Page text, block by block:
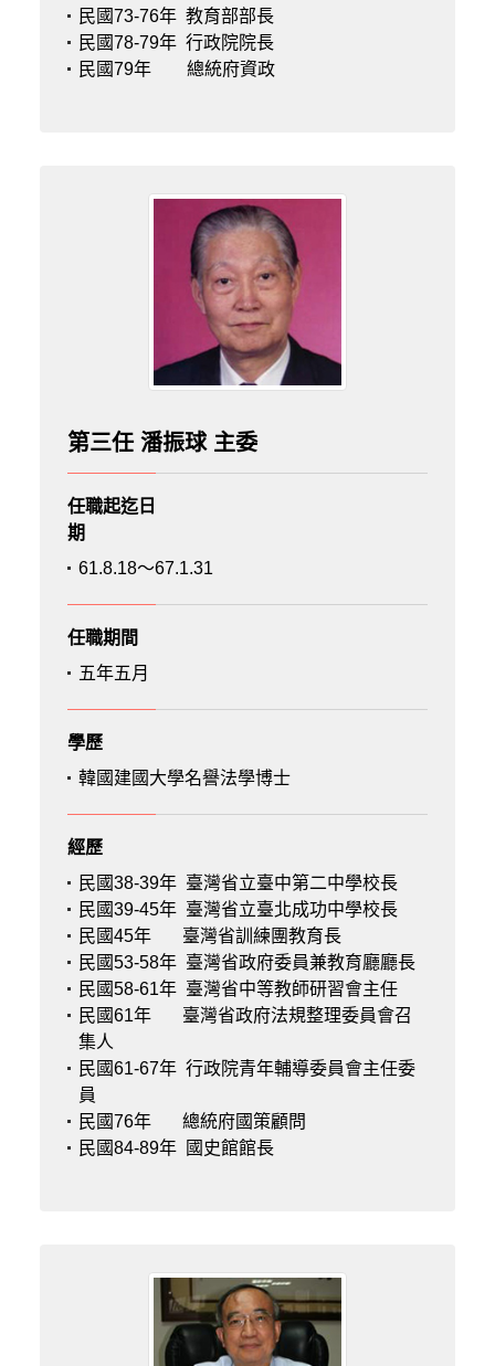
民國73-76年 教育部部長
民國78-79年行政院院長
民國79年 總統府資政
第三任 潘振球 主委
任職起迄日
期
61.8.18～67.1.31
任職期間
五年五月
學歷
韓國建國大學名譽法學博士
經歷
民國38-39年 臺灣省立臺中第二中學校長
民國39-45年 臺灣省立臺北成功中學校長
民國45年 臺灣省訓練團教育長
民國53-58年 臺灣省政府委員兼教育廳廳長
民國58-61年 臺灣省中等教師研習會主任
民國61年 臺灣省政府法規整理委員會召
集人
民國61-67年 行政院青年輔導委員會主任委
員
民國76年總統府國策顧問
民國84-89年
國史館館長